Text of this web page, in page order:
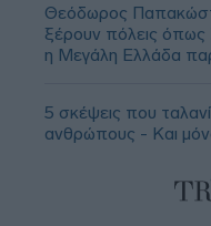
Θεόδωρος
ξέρουν πόλεις
η Μεγάλη Ελλάδα
5 σκέψεις που
ανθρώπους - Και